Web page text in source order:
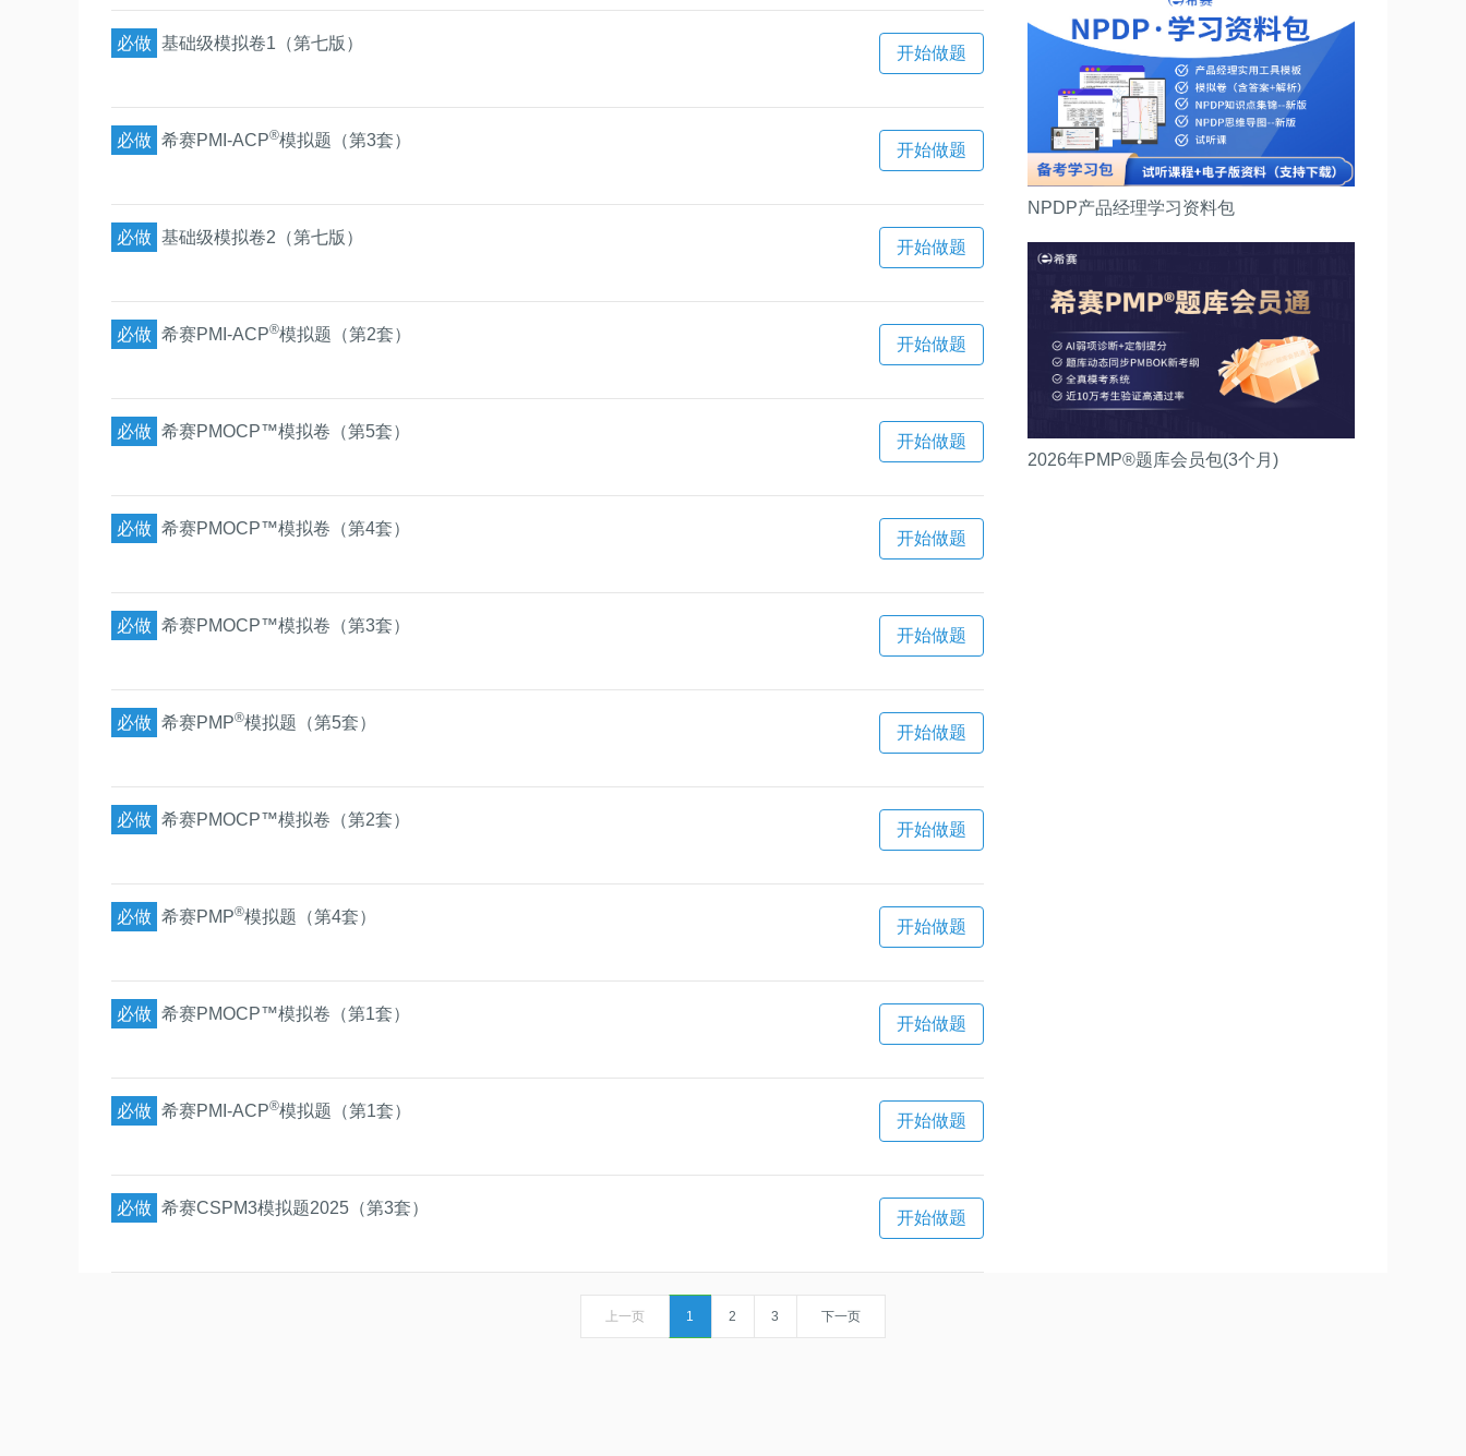
必做 基础级模拟卷1（第七版）
开始做题
必做 希赛PMI-ACP®模拟题（第3套）
开始做题
必做 基础级模拟卷2（第七版）
开始做题
必做 希赛PMI-ACP®模拟题（第2套）
开始做题
必做 希赛PMOCP™模拟卷（第5套）
开始做题
必做 希赛PMOCP™模拟卷（第4套）
开始做题
必做 希赛PMOCP™模拟卷（第3套）
开始做题
必做 希赛PMP®模拟题（第5套）
开始做题
必做 希赛PMOCP™模拟卷（第2套）
开始做题
必做 希赛PMP®模拟题（第4套）
开始做题
必做 希赛PMOCP™模拟卷（第1套）
开始做题
必做 希赛PMI-ACP®模拟题（第1套）
开始做题
必做 希赛CSPM3模拟题2025（第3套）
开始做题
NPDP产品经理学习资料包
2026年PMP®题库会员包(3个月)
上一页 1 2 3 下一页